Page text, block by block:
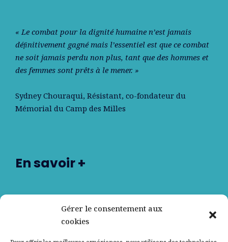
Gérer le consentement aux
cookies
« Le combat pour la dignité humaine n’est jamais
déﬁnitivement gagné mais l’essentiel est que ce combat
ne soit jamais perdu non plus, tant que des hommes et
des femmes sont prêts à le mener. »
Sydney Chouraqui, Résistant, co-fondateur du
Mémorial du Camp des Milles
En savoir +
Nos partenaires